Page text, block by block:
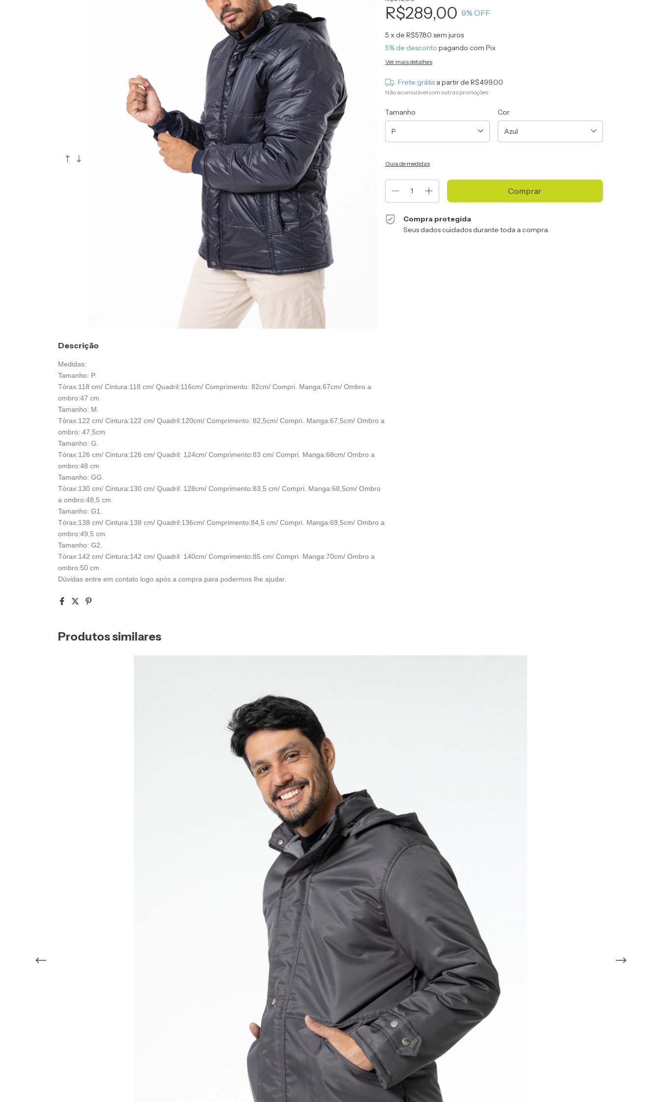
R$289,00 9% OFF
5 x de R$57,80 sem juros
5% de desconto pagando com Pix
Ver mais detalhes
Frete grátis a partir deR$499,00
Não acumulável com outras promoções
Tamanho Cor
Guia de medidas
Compra protegida
Seus dados cuidados durante toda a compra.
Descrição
Medidas:
Tamanho: P.
Tórax:118 cm/ Cintura:118 cm/ Quadril:116cm/ Comprimento: 82cm/ Compri. Manga:67cm/ Ombro a
ombro:47 cm
Tamanho: M.
Tórax:122 cm/ Cintura:122 cm/ Quadril:120cm/ Comprimento: 82,5cm/ Compri. Manga:67,5cm/ Ombro a
ombro: 47,5cm
Tamanho: G.
Tórax:126 cm/ Cintura:126 cm/ Quadril: 124cm/ Comprimento:83 cm/ Compri. Manga:68cm/ Ombro a
ombro:48 cm
Tamanho: GG.
Tórax:130 cm/ Cintura:130 cm/ Quadril: 128cm/ Comprimento:83,5 cm/ Compri. Manga:68,5cm/ Ombro
a ombro:48,5 cm
Tamanho: G1.
Tórax:138 cm/ Cintura:138 cm/ Quadril:136cm/ Comprimento:84,5 cm/ Compri. Manga:69,5cm/ Ombro a
ombro:49,5 cm
Tamanho: G2.
Tórax:142 cm/ Cintura:142 cm/ Quadril: 140cm/ Comprimento:85 cm/ Compri. Manga:70cm/ Ombro a
ombro:50 cm
Dúvidas entre em contato logo após a compra para podermos lhe ajudar.
Produtos similares